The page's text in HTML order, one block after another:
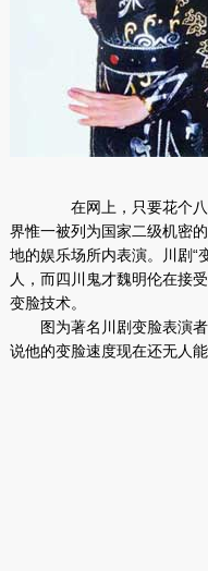
在网上，只要花个八九
界惟一被列为国家二级机密
地的娱乐场所内表演。川剧“
人，而四川鬼才魏明伦在接
变脸技术。
图为著名川剧变脸表演者
说他的变脸速度现在还无人能